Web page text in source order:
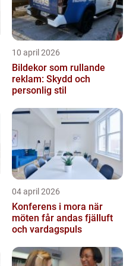
10 april 2026
Bildekor som rullande
reklam: Skydd och
personlig stil
04 april 2026
Konferens i mora när
möten får andas fjälluft
och vardagspuls